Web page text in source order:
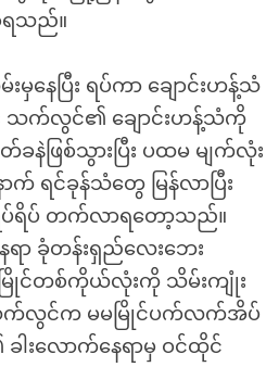
ရသည်။
ေပြီး ရပ်ကာ ချောင်းဟန့်သံ
သက်လွင်၏ ချောင်းဟန့်သံကို
ဖြစ်သွားပြီး ပထမ မျက်လုံး
ရင်ခုန်သံတွေ မြန်လာပြီး
ရိပ် တက်လာရတော့သည်။
ာ ခုံတန်းရှည်လေးဘေး
မြိုင်တစ်ကိုယ်လုံးကို သိမ်းကျုံး
သက်လွင်က မမမြိုင်ပက်လက်အိပ်
ါးလောက်နေရာမှ ဝင်ထိုင်